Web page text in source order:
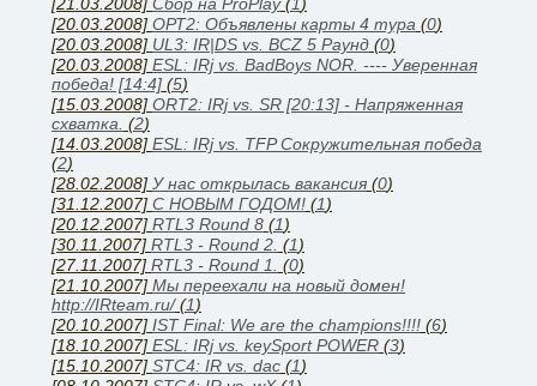
[20.03.2008] ОРТ2: Объявлены карты 4 тура (0)
[20.03.2008] UL3: IR|DS vs. BCZ 5 Раунд (0)
[20.03.2008] ESL: IRj vs. BadBoys NOR. ---- Уверенная
победа! [14:4] (5)
[15.03.2008] ORT2: IRj vs. SR [20:13] - Напряженная
схватка. (2)
[14.03.2008] ESL: IRj vs. TFP Сокружительная победа
(2)
[28.02.2008] У нас открылась вакансия (0)
[31.12.2007] С НОВЫМ ГОДОМ! (1)
[20.12.2007] RTL3 Round 8 (1)
[30.11.2007] RTL3 - Round 2. (1)
[27.11.2007] RTL3 - Round 1. (0)
[21.10.2007] Мы переехали на новый домен!
http://IRteam.ru/(1)
[20.10.2007] IST Final: We are the champions!!!! (6)
[18.10.2007] ESL: IRj vs. keySport POWER (3)
[15.10.2007] STC4: IR vs. dac (1)